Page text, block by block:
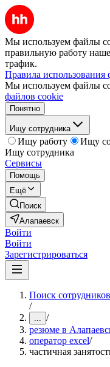
Мы используем файлы
правильную работу
трафик.
Правила использования
Мы используем файлы
файлов cookie
Понятно
Ищу сотрудника
Ищу работу
Ищу
Ищу сотрудника
Сервисы
Помощь
Ещё
Поиск
Алапаевск
Войти
Войти
Зарегистрироваться
Поиск
/
... /
резюме в
оператор excel/
частичная